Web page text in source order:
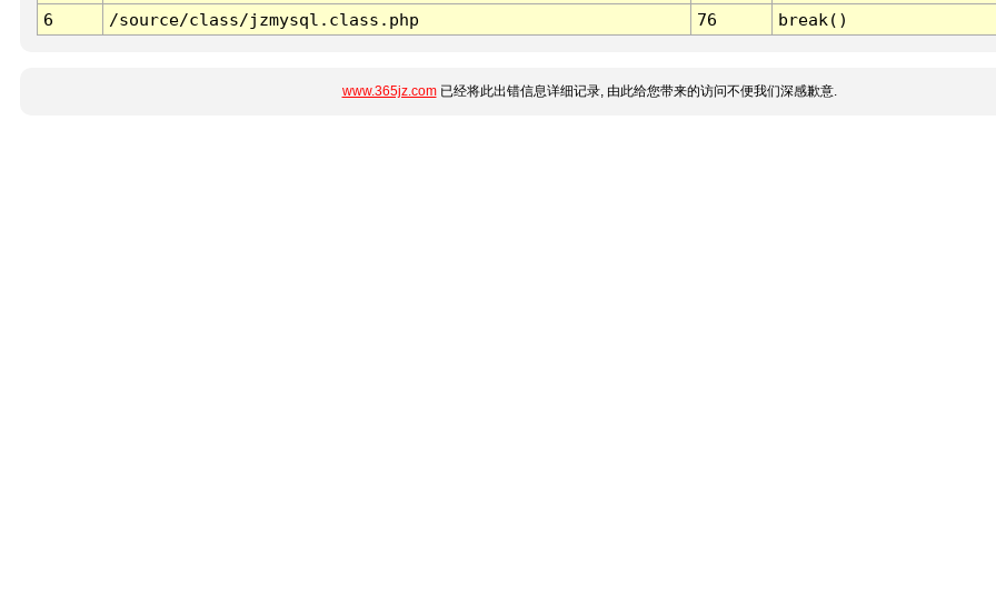
6
/source/class/jzmysql.class.php 76 break()
www.365jz.com已经将此出错信息详细记录, 由此给您带来的访问不便我们深感歉意.